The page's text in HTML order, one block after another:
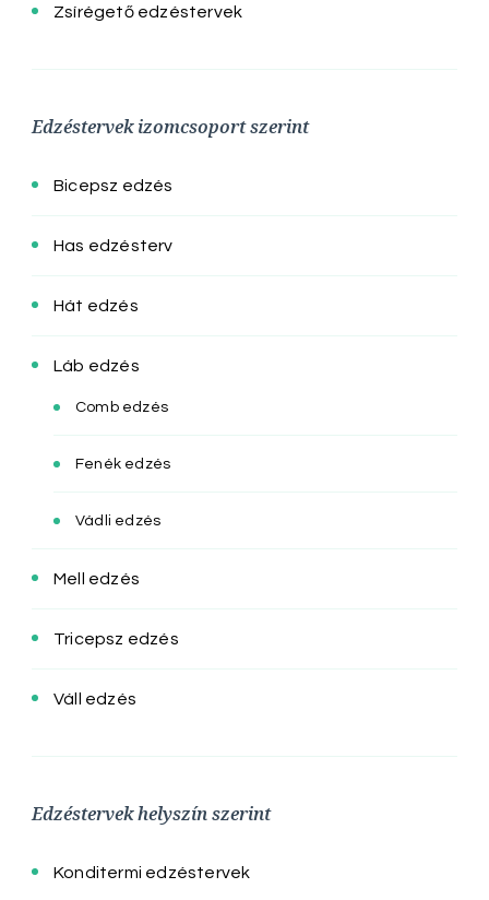
Zsírégető edzéstervek
Edzéstervek izomcsoport szerint
Bicepsz edzés
Has edzésterv
Hát edzés
Láb edzés
Comb edzés
Fenék edzés
Vádli edzés
Mell edzés
Tricepsz edzés
Váll edzés
Edzéstervek helyszín szerint
Konditermi edzéstervek